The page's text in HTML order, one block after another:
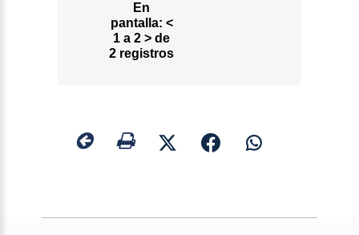
En
pantalla: <
1 a 2 > de
2 registros